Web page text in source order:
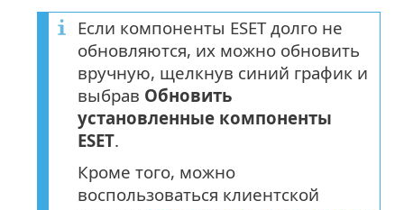
Если компоненты ESET долго не
обновляются, их можно обновить
вручную, щелкнув синий график и
выбрав Обновить
установленные компоненты
ESET.
Кроме того, можно
воспользоваться клиентской